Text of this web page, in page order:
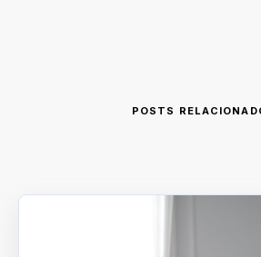
POSTS